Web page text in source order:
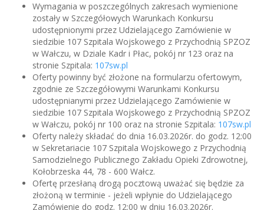
Wymagania w poszczególnych zakresach wymienione
zostały w Szczegółowych Warunkach Konkursu
udostępnionymi przez Udzielającego Zamówienie w
siedzibie 107 Szpitala Wojskowego z Przychodnią SPZOZ
w Wałczu, w Dziale Kadr i Płac, pokój nr 123 oraz na
stronie Szpitala: 107sw.pl
Oferty powinny być złożone na formularzu ofertowym,
zgodnie ze Szczegółowymi Warunkami Konkursu
udostępnianymi przez Udzielającego Zamówienie w
siedzibie 107 Szpitala Wojskowego z Przychodnią SPZOZ
w Wałczu, pokój nr 100 oraz na stronie Szpitala: 107sw.pl
Oferty należy składać do dnia 16.03.2026r. do godz. 12:00
w Sekretariacie 107 Szpitala Wojskowego z Przychodnią
Samodzielnego Publicznego Zakładu Opieki Zdrowotnej,
Kołobrzeska 44, 78 - 600 Wałcz.
Ofertę przesłaną drogą pocztową uważać się będzie za
złożoną w terminie - jeżeli wpłynie do Udzielającego
Zamówienie do godz. 12:00 w dniu 16.03.2026r.